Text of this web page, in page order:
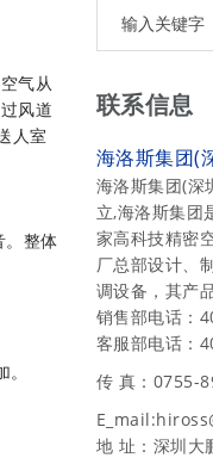
气从
风道
人室
。整体
联系信息
海洛斯集团(
海洛斯集团(深
立,海洛斯集团
家高科技精密
厂总部设计、
调设备，其产
销售部电话：
客服部电话：
传 真：0755-
地 址：深圳大